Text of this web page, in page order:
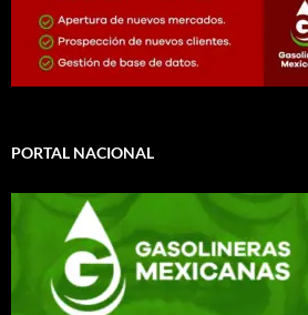
PORTAL NACIONAL